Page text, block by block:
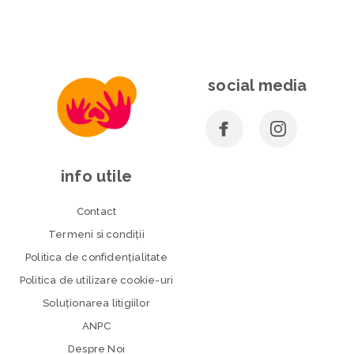
social media
info utile
Contact
Termeni si condiţii
Politica de confidenţialitate
Politica de utilizare cookie-uri
Soluționarea litigiilor
ANPC
Despre Noi